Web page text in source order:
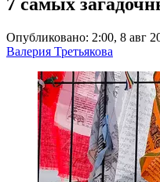
Опубликовано: 2:00, 8 авг
Валерия Третьякова